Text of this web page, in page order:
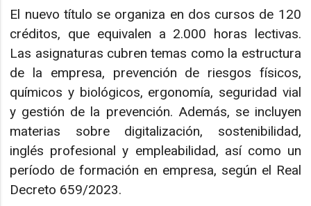
El nuevo título se organiza en dos cursos de 120
créditos, que equivalen a 2.000 horas lectivas.
Las asignaturas cubren temas como la estructura
de la empresa, prevención de riesgos físicos,
químicos y biológicos, ergonomía, seguridad vial
y gestión de la prevención. Además, se incluyen
materias sobre digitalización, sostenibilidad,
inglés profesional y empleabilidad, así como un
período de formación en empresa, según el Real
Decreto 659/2023.